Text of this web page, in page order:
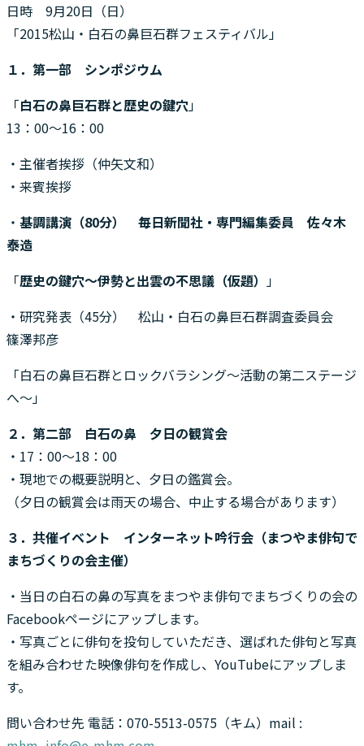
日時 9月20日（日）
「2015松山・白石の鼻巨石群フェスティバル」
１．第一部 シンポジウム
「白石の鼻巨石群と歴史の鍵穴」
13：00～16：00
・主催者挨拶（仲矢文和）
・来賓挨拶
・ 基調講演（80分） 毎日新聞社・専門編集委員 佐々木
泰造
「歴史の鍵穴～伊勢と出雲の不思議（仮題） 」
・研究発表（45分） 松山・白石の鼻巨石群調査委員会
篠澤邦彦
「白石の鼻巨石群とロックバラシング～活動の第二ステージ
へ～」
２．第二部 白石の鼻 夕日の観賞会
・17：00～18：00
・現地での概要説明と、夕日の鑑賞会。
（夕日の観賞会は雨天の場合、中止する場合があります）
３．共催イベント インターネット吟行会（まつやま俳句で
まちづくりの会主催）
・当日の白石の鼻の写真をまつやま俳句でまちづくりの会の
Facebookページにアップします。
・写真ごとに俳句を投句していただき、選ばれた俳句と写真
を組み合わせた映像俳句を作成し、YouTubeにアップしま
す。
問い合わせ先 電話：070-5513-0575（キム）mail :